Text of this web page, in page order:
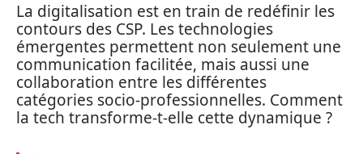
La digitalisation est en train de redéfinir les
contours des CSP. Les technologies
émergentes permettent non seulement une
communication facilitée, mais aussi une
collaboration entre les différentes
catégories socio-professionnelles. Comment
la tech transforme-t-elle cette dynamique ?